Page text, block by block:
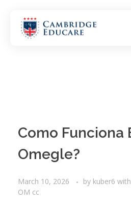
Como Funciona
Omegle?
March 10, 2026 by kuber6 with
OM cc